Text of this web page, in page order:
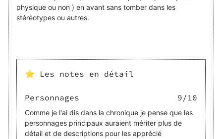
physique ou non ) en avant sans tomber dans les
stéréotypes ou autres.
⭐ Les notes en détail
Personnages 9/10
Comme je l'ai dis dans la chronique je pense que les
personnages principaux auraient mériter plus de
détail et de descriptions pour les apprécié